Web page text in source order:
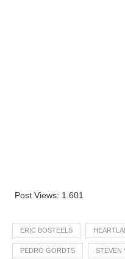
Post Views: 1.601
ERIC BOSTEELS
PEDRO GORDTS STEVEN